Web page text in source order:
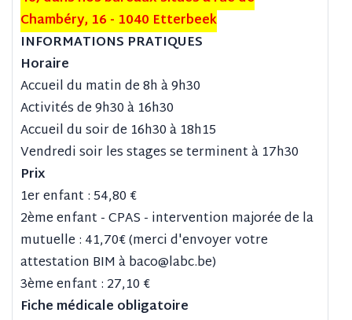
Chambéry, 16 - 1040 Etterbeek
INFORMATIONS PRATIQUES
Horaire
Accueil du matin de 8h à 9h30
Activités de 9h30 à 16h30
Accueil du soir de 16h30 à 18h15
Vendredi soir les stages se terminent à 17h30
Prix
1er enfant : 54,80 €
2ème enfant - CPAS - intervention majorée de la
mutuelle : 41,70€ (merci d'envoyer votre
attestation BIM à baco@labc.be)
3ème enfant : 27,10 €
Fiche médicale obligatoire